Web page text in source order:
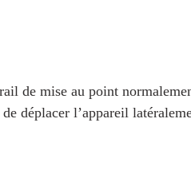
de mise au point
déplacer l’appareil